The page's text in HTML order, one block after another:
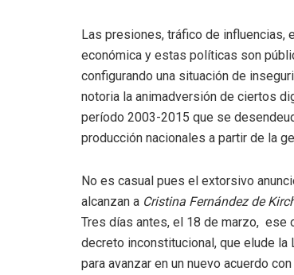
Las presiones, tráfico de influencias,
económica y estas políticas son
configurando una situación de
notoria la animadversión de ciertos
período 2003-2015 que se
producción nacionales a partir de la
No es casual pues el extorsivo
alcanzan a Cristina Fernández de
Tres días antes, el 18 de marzo, ese
decreto inconstitucional, que elude
para avanzar en un nuevo acuerdo